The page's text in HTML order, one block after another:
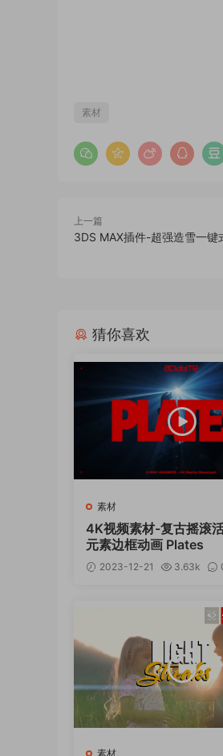
素材
上一篇
3DS MAX插件-超强造雪一
猜你喜欢
素材
4K视频素材-复古摇滚
元素边框动画 Plates
2023-12-21 3.63k
素材